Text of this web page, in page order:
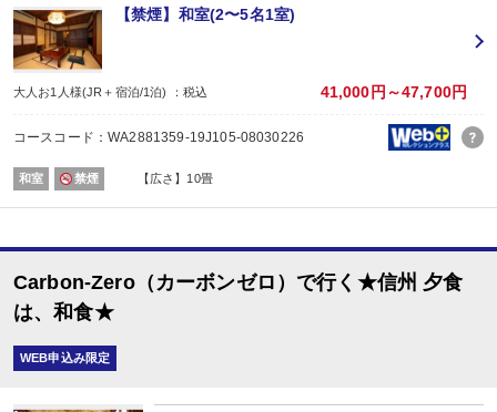
【時間】07：30～または08：00～ ※チェックイン時ご案内いたします。
【禁煙】和室(2〜5名1室)
大人お1人様(JR＋宿泊/1泊) ：税込 41,000円～47,700円
コースコード：WA2881359-19J105-08030226
和室 禁煙 【広さ】10畳
Carbon-Zero（カーボンゼロ）で行く★信州 夕食
は、和食★
WEB申込み限定